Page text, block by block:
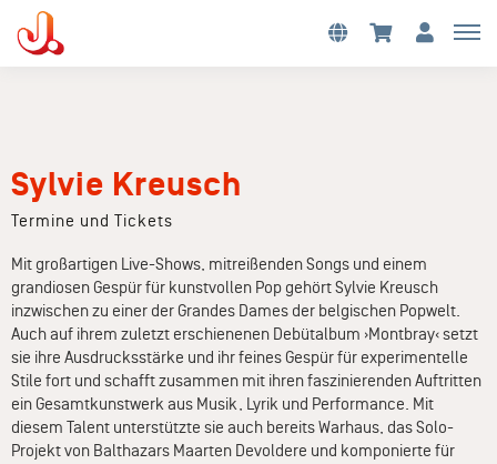
Sylvie Kreusch
Termine und Tickets
Mit großartigen Live-Shows, mitreißenden Songs und einem
grandiosen Gespür für kunstvollen Pop gehört Sylvie Kreusch
inzwischen zu einer der Grandes Dames der belgischen Popwelt.
Auch auf ihrem zuletzt erschienenen Debütalbum ›Montbray‹ setzt
sie ihre Ausdrucksstärke und ihr feines Gespür für experimentelle
Stile fort und schafft zusammen mit ihren faszinierenden Auftritten
ein Gesamtkunstwerk aus Musik, Lyrik und Performance. Mit
diesem Talent unterstützte sie auch bereits Warhaus, das Solo-
Projekt von Balthazars Maarten Devoldere und komponierte für